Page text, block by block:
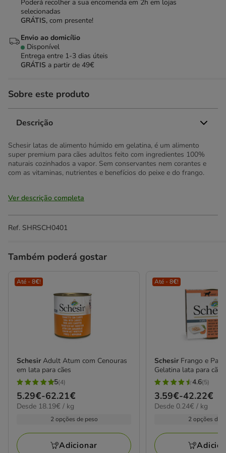
Poderá recolher a sua encomenda em 2h em lojas
selecionadas
GRÁTIS, com presente!
Envio ao domicílio
Disponível
Entrega entre 1-3 dias úteis
GRÁTIS a partir de 49€
Sobre este produto
Descrição
Schesir latas de alimento húmido em gelatina, é um alimento
super premium para cães adultos feito com ingredientes 100%
naturais cozinhados a vapor. Sem conservantes nem corantes e
com as vitaminas, nutrientes e benefícios do peixe e do frango.
Ver descrição completa
Ref. SHRSCH0401
Também poderá gostar
Até - 8€!
SchesirAdult Atum com Cenouras
em lata para cães
5
estrelas
com
avaliações
5(4)
Preço
de
62.21€
5.29€-62.21€
18.19€
Desde 18.19€ / kg
2 opções de peso
Adicionar
Até - 8€!
Schesir Frango e
Gelatina lata para cães
4.6
estrelas
com
avaliações
4.6(5)
Preço
de
42.22€
3.59€-42.22€
0.24€
Desde 0.24€ / kg
2 opções de